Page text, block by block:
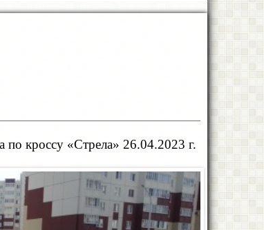
по кроссу «Стрела» 26.04.2023 г.